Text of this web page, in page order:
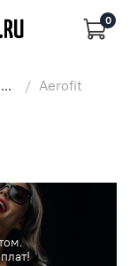
0
... Aerofit